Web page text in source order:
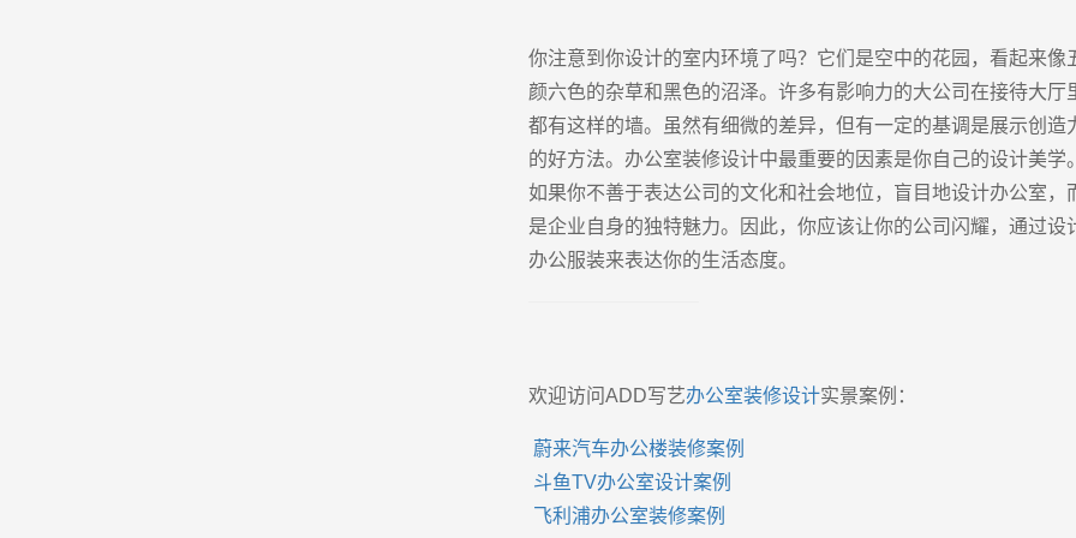
你注意到你设计的室内环境了吗？它们是空中的花园，看起来像
颜六色的杂草和黑色的沼泽。许多有影响力的大公司在接待大厅
都有这样的墙。虽然有细微的差异，但有一定的基调是展示创造
的好方法。办公室装修设计中最重要的因素是你自己的设计美学。
如果你不善于表达公司的文化和社会地位，盲目地设计办公室，
是企业自身的独特魅力。因此，你应该让你的公司闪耀，通过设
办公服装来表达你的生活态度。
欢迎访问ADD写艺办公室装修设计实景案例：
蔚来汽车办公楼装修案例
斗鱼TV办公室设计案例
飞利浦办公室装修案例